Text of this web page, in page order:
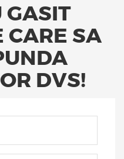
GASIT
CARE SA
DVS!